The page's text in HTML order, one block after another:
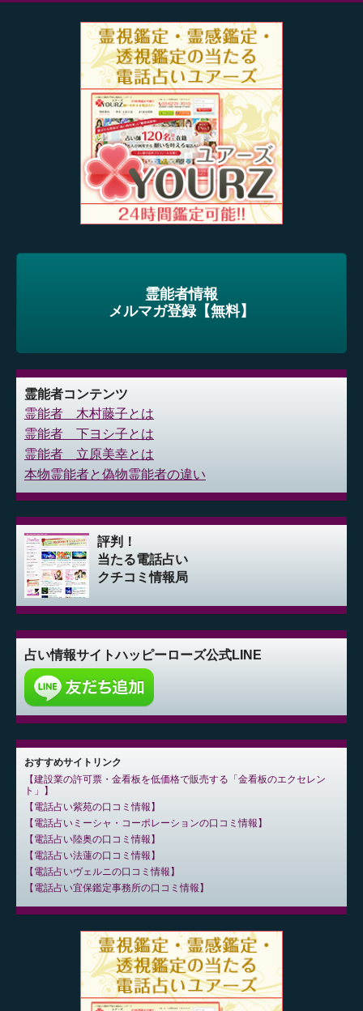
霊能者情報
メルマガ登録【無料】
霊能者コンテンツ
霊能者 木村藤子とは
霊能者 下ヨシ子とは
霊能者 立原美幸とは
本物霊能者と偽物霊能者の違い
評判！
当たる電話占い
クチコミ情報局
占い情報サイトハッピーローズ公式LINE
おすすめサイトリンク
建設業の許可票・金看板を低価格で販売する「金看板のエクセレン
ト」
電話占い紫苑の口コミ情報
電話占いミーシャ・コーポレーションの口コミ情報
電話占い陸奥の口コミ情報
電話占い法蓮の口コミ情報
電話占いヴェルニの口コミ情報
電話占い宜保鑑定事務所の口コミ情報